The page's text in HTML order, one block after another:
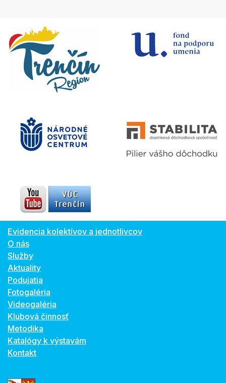
Evidencia kolektívov a jednotlivcov
O nás
Služby
Aktuality
Podujatia
Fotogaléria
Videogaléria
Klubová činnosť
Metodika
Katalógy k výstavám
Kontakt